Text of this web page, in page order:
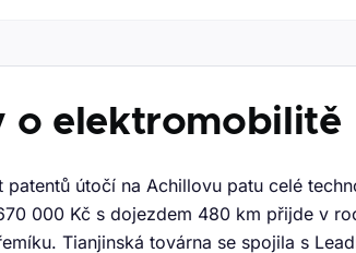
o elektromobilitě
patentů útočí na Achillovu patu celé
000 Kč s dojezdem 480 km přijde v
Tianjinská továrna se spojila s